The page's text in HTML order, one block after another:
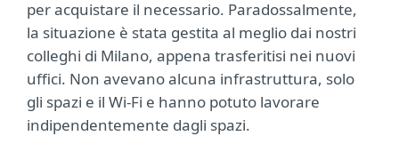
per acquistare il necessario. Paradossalmente,
la situazione è stata gestita al meglio dai nostri
colleghi di Milano, appena trasferitisi nei nuovi
uffici. Non avevano alcuna infrastruttura, solo
gli spazi e il Wi-Fi e hanno potuto lavorare
indipendentemente dagli spazi.